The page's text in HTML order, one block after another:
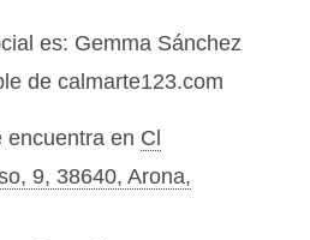
es: Gemma Sánchez
de calmarte123.com
encuentra en Cl
9, 38640, Arona,